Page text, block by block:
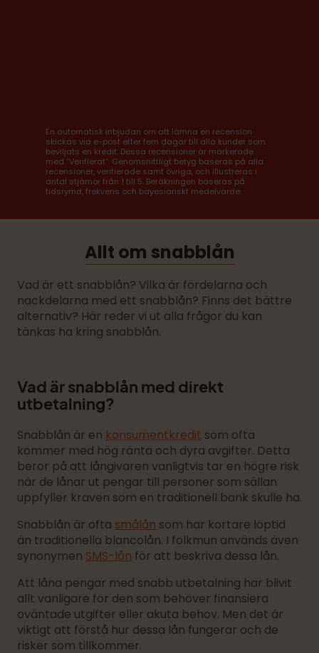
En automatisk inbjudan om att lämna en recension
skickas via e-post efter fem dagar till alla kunder som
beviljats en kredit. Dessa recensioner är markerade
med ”Verifierat”. Genomsnittligt betyg baseras på alla
recensioner, verifierade samt övriga, och illustreras i
antal stjärnor från 1 till 5. Beräkningen baseras på
tidsrymd, frekvens och bayesianskt medelvärde.
Allt om snabblån
Vad är ett snabblån? Vilka är fördelarna och
nackdelarna med ett snabblån? Finns det bättre
alternativ? Här reder vi ut alla frågor du kan
tänkas ha kring snabblån.
Vad är snabblån med direkt
utbetalning?
Snabblån är en konsumentkredit som ofta
kommer med hög ränta och dyra avgifter. Detta
beror på att långivaren vanligtvis tar en högre risk
när de lånar ut pengar till personer som sällan
uppfyller kraven som en traditionell bank skulle ha.
Snabblån är ofta smålån som har kortare löptid
än traditionella blancolån. I folkmun används även
synonymen SMS-lån för att beskriva dessa lån.
Att låna pengar med snabb utbetalning har blivit
allt vanligare för den som behöver finansiera
oväntade utgifter eller akuta behov. Men det är
viktigt att förstå hur dessa lån fungerar och de
risker som tillkommer.